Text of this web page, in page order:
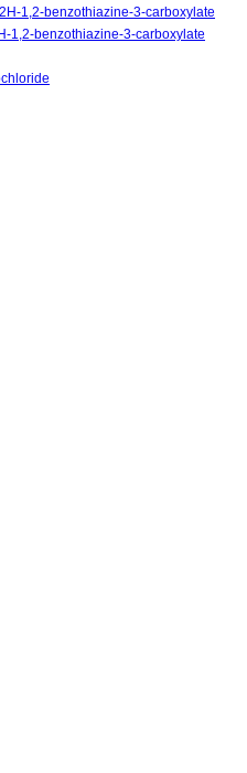
1,2-benzothiazine-3-carboxylate
1,2-benzothiazine-3-carboxylate